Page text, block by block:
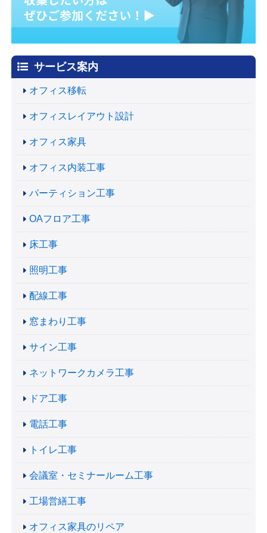
サービス案内
オフィス移転
オフィスレイアウト設計
オフィス家具
オフィス内装工事
パーティション工事
OAフロア工事
床工事
照明工事
配線工事
窓まわり工事
サイン工事
ネットワークカメラ工事
ドア工事
電話工事
トイレ工事
会議室・セミナールーム工事
工場営繕工事
オフィス家具のリペア